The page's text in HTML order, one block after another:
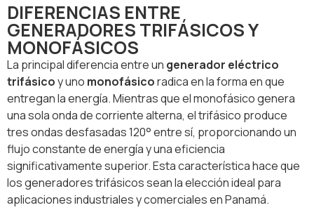
DIFERENCIAS ENTRE
GENERADORES TRIFÁSICOS Y
MONOFÁSICOS
La principal diferencia entre un generador eléctrico
trifásicoy uno monofásicoradica en la forma en que
entregan la energía. Mientras que el monofásico genera
una sola onda de corriente alterna, el trifásico produce
tres ondas desfasadas 120° entre sí, proporcionando un
flujo constante de energía y una eficiencia
significativamente superior. Esta característica hace que
los generadores trifásicos sean la elección ideal para
aplicaciones industriales y comerciales en Panamá.